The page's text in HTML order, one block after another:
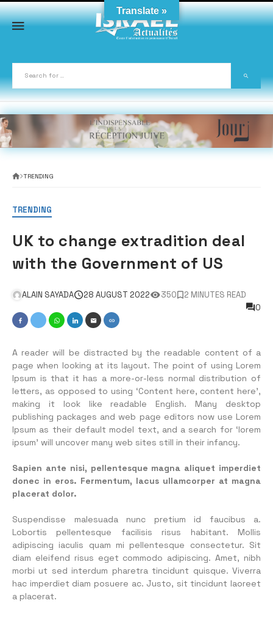
Skip
to
content
TRENDING
TRENDING
UK to change extradition deal
with the Government of US
ALAIN SAYADA 28 AUGUST 2022 350
2 MINUTES READ
0
A reader will be distracted by the readable content of a
page when looking at its layout. The point of using Lorem
Ipsum is that it has a more-or-less normal distribution of
letters, as opposed to using ‘Content here, content here’,
making it look like readable English. Many desktop
publishing packages and web page editors now use Lorem
Ipsum as their default model text, and a search for ‘lorem
ipsum’ will uncover many web sites still in their infancy.
Sapien ante nisi, pellentesque magna aliquet imperdiet
donec in eros. Fermentum, lacus ullamcorper at magna
placerat dolor.
Suspendisse malesuada nunc pretium id faucibus a.
Lobortis pellentesque facilisis risus habitant. Mollis
adipiscing iaculis quam mi pellentesque consectetur. Sit
diam eleifend risus eget commodo adipiscing. Amet, nibh
morbi ut sed interdum pharetra tincidunt quisque. Viverra
hac imperdiet diam posuere ac. Justo, sit tincidunt laoreet
a placerat.
Translate »